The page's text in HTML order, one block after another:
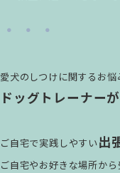
・・・
愛犬のしつけに関するお悩
ドッグトレーナー
ご自宅で実践しやすい出
ご自宅やお好きな場所から